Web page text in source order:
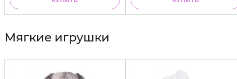
Мягкие игрушки